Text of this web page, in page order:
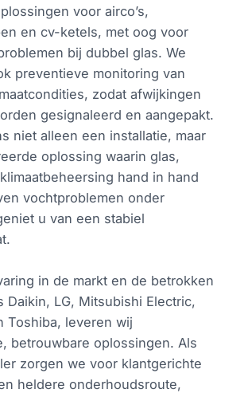
voor airco’s,
en cv-ketels, met oog voor
bij dubbel glas. We
preventieve monitoring van
zodat afwijkingen
gesignaleerd en aangepakt.
niet alleen een installatie, maar
oplossing waarin glas,
hand in hand
vochtproblemen onder
u van een stabiel
in de markt en de betrokken
Daikin, LG, Mitsubishi Electric,
Toshiba, leveren wij
betrouwbare oplossingen. Als
zorgen we voor klantgerichte
heldere onderhoudsroute,